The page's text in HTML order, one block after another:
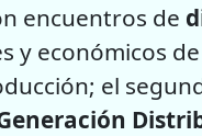
encuentros de
y económicos
el